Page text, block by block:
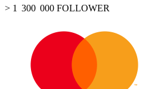
> 1 300 000 FOLLOWER